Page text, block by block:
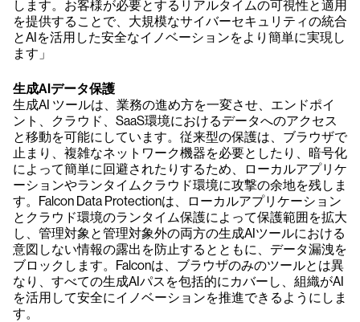
します。お客様が必要とするリアルタイムの可視性と適用
を提供することで、大規模なサイバーセキュリティの統合
とAIを活用した安全なイノベーションをより簡単に実現し
ます」
生成AIデータ保護
生成AI ツールは、業務の進め方を一変させ、エンドポイ
ント、クラウド、SaaS環境におけるデータへのアクセス
と移動を可能にしています。従来型の保護は、ブラウザで
止まり、複雑なネットワーク機器を必要としたり、暗号化
によって簡単に回避されたりするため、ローカルアプリケ
ーションやランタイムクラウド環境に攻撃の余地を残しま
す。Falcon Data Protectionは、ローカルアプリケーション
とクラウド環境のランタイム保護によって保護範囲を拡大
し、管理対象と管理対象外の両方の生成AIツールにおける
意図しない情報の露出を防止するとともに、データ漏洩を
ブロックします。Falconは、ブラウザのみのツールとは異
なり、すべての生成AIパスを包括的にカバーし、組織がAI
を活用して安全にイノベーションを推進できるようにしま
す。